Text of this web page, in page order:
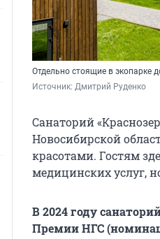
Отдельно стоящие в экопарке
Источник: Дмитрий Руденко
Санаторий
Новосибирской
красотами. Гостям
медицинских услуг,
В 2024 году
Премии НГС